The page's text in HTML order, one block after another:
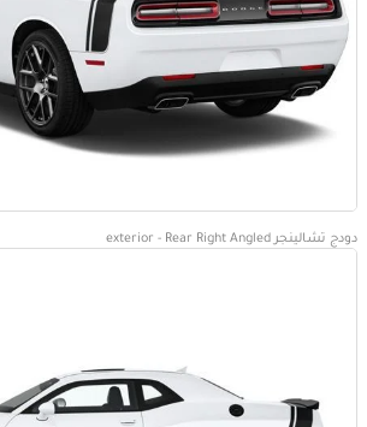
دودج تشالينجر exterior - Rear Right Angled